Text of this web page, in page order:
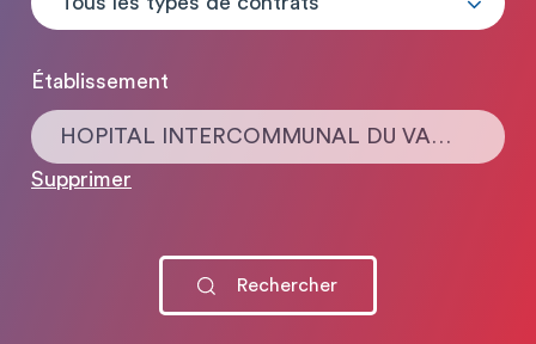
Établissement
HOPITAL INTERCOMMUNAL DU VAL D'ARGENT
Supprimer